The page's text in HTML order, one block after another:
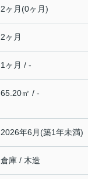
2ヶ月(0ヶ月)
2ヶ月
1ヶ月 / -
65.20㎡ / -
2026年6月(築1年未満)
倉庫 / 木造